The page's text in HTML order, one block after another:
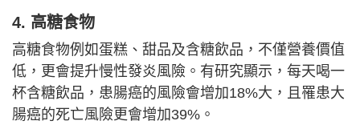
4. 高糖食物
高糖食物例如蛋糕、甜品及含糖飲品，不僅營養價值
低，更會提升慢性發炎風險。有研究顯示，每天喝一
杯含糖飲品，患腸癌的風險會增加18%大，且罹患大
腸癌的死亡風險更會增加39%。